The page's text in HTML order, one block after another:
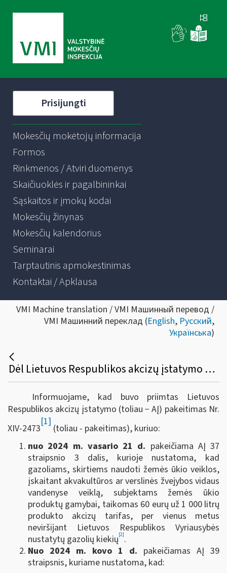
Prisijungti
Mokesčių mokėtojų informacija
Formos
Rinkmenos / Atviri duomenys
Skaičiuoklės ir pagalbininkai
Sąskaitos ir įmokų kodai
Mokesčių žinynas
Mokesčių kalendorius
Seminarai
Tarptautinis apmokestinimas
Kontaktai / Apklausa
VMI Machine translation / VMI Машинный перевод /
VMI Машинний переклад (English, Русский,
Українська)
Dėl Lietuvos Respublikos akcizų įstatymo pakeitimo
Informuojame, kad buvo priimtas Lietuvos
Respublikos akcizų įstatymo (toliau − AĮ) pakeitimas Nr.
XIV-2473
[1]
(toliau - pakeitimas), kuriuo:
nuo 2024 m. vasario 21 d. pakeičiama AĮ 37
straipsnio 3 dalis, kurioje nustatoma, kad
gazoliams, skirtiems naudoti žemės ūkio veiklos,
įskaitant akvakultūros ar verslinės žvejybos vidaus
vandenyse veiklą, subjektams žemės ūkio
produktų gamybai, taikomas 60 eurų už 1 000 litrų
produkto akcizų tarifas, per vienus metus
neviršijant Lietuvos Respublikos Vyriausybės
nustatytų gazolių kiekių[2].
Nuo 2024 m. kovo 1 d. pakeičiamas AĮ 39
straipsnis, kuriame nustatoma, kad: